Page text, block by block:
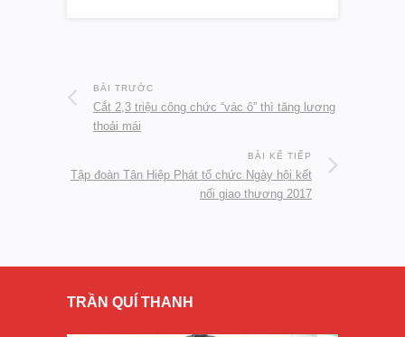
BÀI TRƯỚC
Cắt 2,3 triệu công chức “vác ô” thì tăng lương
thoải mái
BÀI KẾ TIẾP
Tập đoàn Tân Hiệp Phát tổ chức Ngày hội kết
nối giao thương 2017
TRẦN QUÍ THANH